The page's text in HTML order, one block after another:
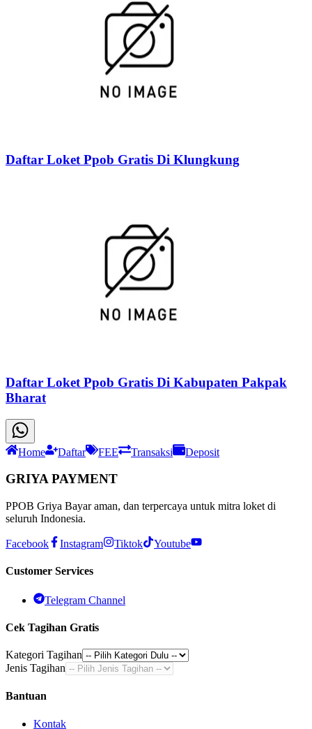
Daftar Loket Ppob Gratis Di Klungkung
Daftar Loket Ppob Gratis Di Kabupaten Pakpak
Bharat
Home Daftar FEE Transaksi Deposit
GRIYA PAYMENT
PPOB Griya Bayar aman, dan terpercaya untuk mitra loket di
seluruh Indonesia.
Facebook Instagram Tiktok Youtube
Customer Services
Telegram Channel
Cek Tagihan Gratis
Kategori Tagihan
Jenis Tagihan
Bantuan
Kontak